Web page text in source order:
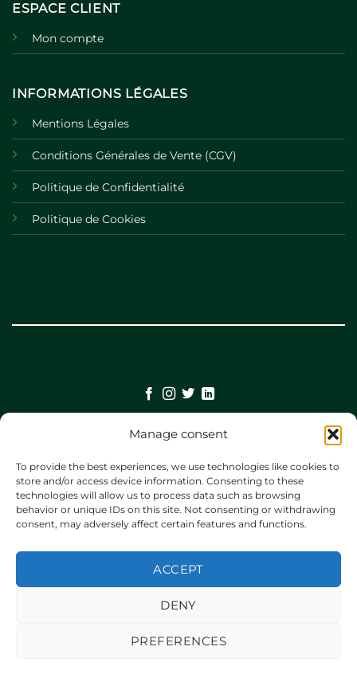
Manage consent
To provide the best experiences, we use technologies like cookies to
store and/or access device information. Consenting to these
technologies will allow us to process data such as browsing
behavior or unique IDs on this site. Not consenting or withdrawing
consent, may adversely affect certain features and functions.
ACCEPT
DENY
PREFERENCES
ESPACE CLIENT
Mon compte
INFORMATIONS LÉGALES
Mentions Légales
Conditions Générales de Vente (CGV)
Politique de Confidentialité
Politique de Cookies
©
TERMS
PRIVACY
COOKIES